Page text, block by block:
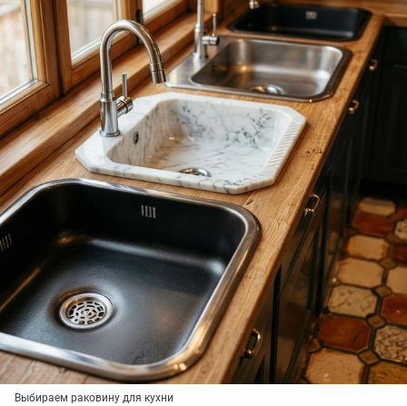
Выбираем раковину для кухни